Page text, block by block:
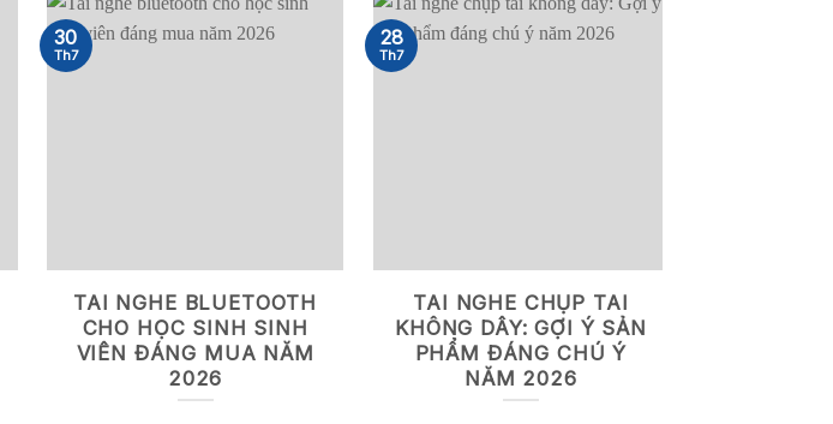
TAI NGHE BLUETOOTH
CHO HỌC SINH SINH
VIÊN ĐÁNG MUA NĂM
2026
30
Th7
TAI NGHE CHỤP TAI
KHÔNG DÂY: GỢI Ý SẢN
PHẨM ĐÁNG CHÚ Ý
NĂM 2026
28
Th7